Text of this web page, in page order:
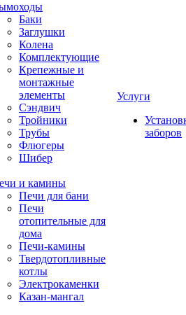
Баки
Заглушки
Колена
Комплектующие
Крепежные и
монтажные
элементы
Сэндвич
Тройники
Трубы
Флюгеры
Шибер
и камины
Печи для бани
Печи
отопительные для
дома
Печи-камины
Твердотопливные
котлы
Электрокаменки
Казан-мангал
Услуги
заборов